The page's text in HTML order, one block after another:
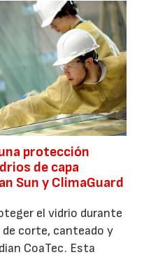
protección
de capa
Sun y ClimaGuard
el vidrio durante
corte, canteado y
CoaTec. Esta